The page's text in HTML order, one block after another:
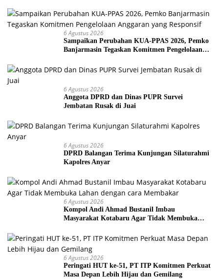
6 Agustus 2026
Sampaikan Perubahan KUA-PPAS 2026, Pemko
Banjarmasin Tegaskan Komitmen Pengelolaan
6 Agustus 2026
Anggota DPRD dan Dinas PUPR Survei
Jembatan Rusak di Juai
6 Agustus 2026
DPRD Balangan Terima Kunjungan Silaturahmi
Kapolres Anyar
6 Agustus 2026
Kompol Andi Ahmad Bustanil Imbau
Masyarakat Kotabaru Agar Tidak Membuka
6 Agustus 2026
Peringati HUT ke-51, PT ITP Komitmen Perkuat
Masa Depan Lebih Hijau dan Gemilang